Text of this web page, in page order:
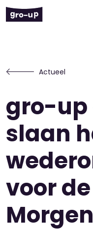
Actueel
gro-up
slaan
voor
Morgen